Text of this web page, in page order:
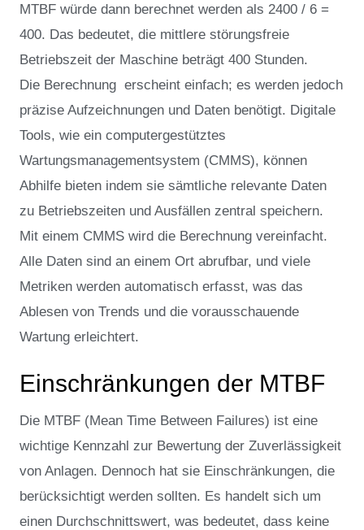
MTBF würde dann berechnet werden als 2400 / 6 =
400. Das bedeutet, die mittlere störungsfreie
Betriebszeit der Maschine beträgt 400 Stunden.
Die Berechnung erscheint einfach; es werden jedoch
präzise Aufzeichnungen und Daten benötigt. Digitale
Tools, wie ein computergestütztes
Wartungsmanagementsystem (CMMS), können
Abhilfe bieten indem sie sämtliche relevante Daten
zu Betriebszeiten und Ausfällen zentral speichern.
Mit einem CMMS wird die Berechnung vereinfacht.
Alle Daten sind an einem Ort abrufbar, und viele
Metriken werden automatisch erfasst, was das
Ablesen von Trends und die vorausschauende
Wartung erleichtert.
Einschränkungen der MTBF
Die MTBF (Mean Time Between Failures) ist eine
wichtige Kennzahl zur Bewertung der Zuverlässigkeit
von Anlagen. Dennoch hat sie Einschränkungen, die
berücksichtigt werden sollten. Es handelt sich um
einen Durchschnittswert, was bedeutet, dass keine